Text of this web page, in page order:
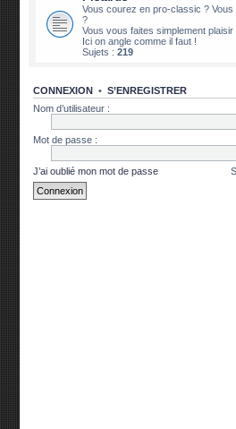
Vous courez en pro-classic ?
?
Vous vous faites simplement plaisir
Ici on angle comme il faut !
Sujets :219
CONNEXION •S’ENREGISTRER
Nom d’utilisateur :
Mot de passe :
J’ai oublié mon mot de passe